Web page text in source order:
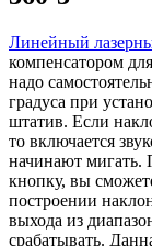
Линейный
компенсатором
надо
градуса при
штатив. Если
то включается
начинают мигать.
кнопку, вы
построении
выхода из
срабатывать.